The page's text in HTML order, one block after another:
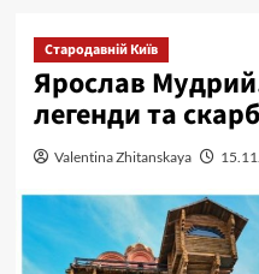
Стародавній Київ
Ярослав
легенди та
Valentina Zhitanskaya